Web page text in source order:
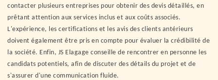
contacter plusieurs entreprises pour obtenir des devis détaillés, en
prêtant attention aux services inclus et aux coûts associés.
L'expérience, les certifications et les avis des clients antérieurs
doivent également être pris en compte pour évaluer la crédibilité de
la société. Enfin, JS Elagage conseille de rencontrer en personne les
candidats potentiels, afin de discuter des détails du projet et de
s'assurer d'une communication fluide.